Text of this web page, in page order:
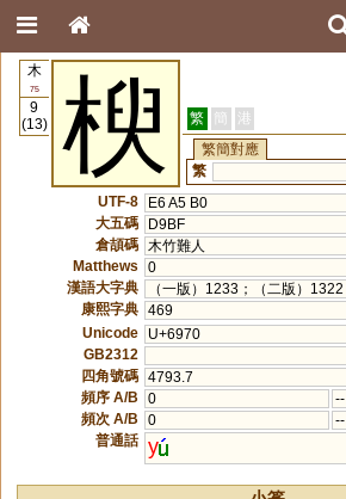
木
75
9
(13)
楰 繁 簡 港
繁簡對應
繁
UTF-8
E6 A5 B0
大五碼
D9BF
倉頡碼
木竹難人
Matthews
0
漢語大字典
（一版）1233；（二版）1322
康熙字典 469
Unicode
U+6970
GB2312
四角號碼 4793.7
頻序 A/B
0
--
頻次 A/B
0
--
普通話 y